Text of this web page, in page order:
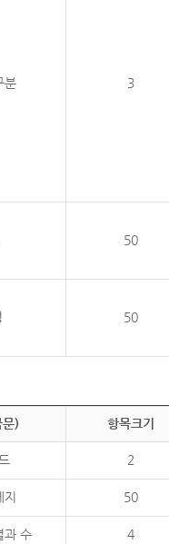
분 3
50
50
) 항목크기
2
50
과 수 4